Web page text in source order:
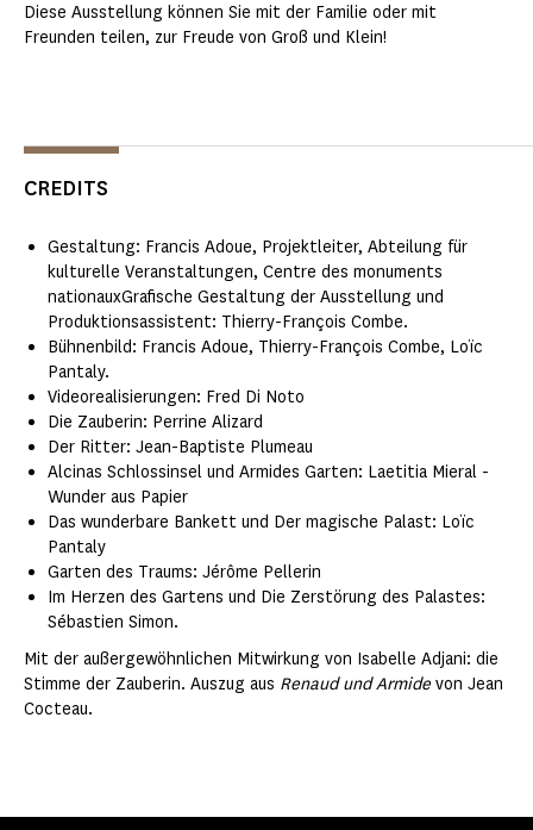
Diese Ausstellung können Sie mit der Familie oder mit
Freunden teilen, zur Freude von Groß und Klein!
CREDITS
Gestaltung: Francis Adoue, Projektleiter, Abteilung für
kulturelle Veranstaltungen, Centre des monuments
nationauxGrafische Gestaltung der Ausstellung und
Produktionsassistent: Thierry-François Combe.
Bühnenbild: Francis Adoue, Thierry-François Combe, Loïc
Pantaly.
Videorealisierungen: Fred Di Noto
Die Zauberin: Perrine Alizard
Der Ritter: Jean-Baptiste Plumeau
Alcinas Schlossinsel und Armides Garten: Laetitia Mieral -
Wunder aus Papier
Das wunderbare Bankett und Der magische Palast: Loïc
Pantaly
Garten des Traums: Jérôme Pellerin
Im Herzen des Gartens und Die Zerstörung des Palastes:
Sébastien Simon.
Mit der außergewöhnlichen Mitwirkung von Isabelle Adjani: die
Stimme der Zauberin. Auszug aus Renaud und Armide von Jean
Cocteau.